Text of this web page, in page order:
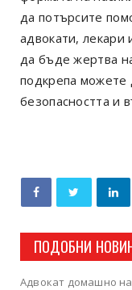
да потърсите
адвокати, лекари
да бъде жертва
подкрепа можете
безопасността и
ПОДОБНИ
Адвокат домашно